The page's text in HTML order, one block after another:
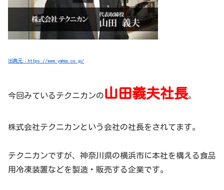
出典元：https://www.yahoo.co.jp/
今回みているテクニカンの山田義夫社長。
株式会社テクニカンという会社の社長をされてます。
テクニカンですが、神奈川県の横浜市に本社を構える食品
用冷凍装置などを製造・販売する企業です。